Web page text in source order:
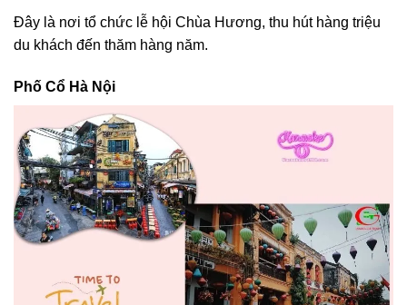
Đây là nơi tổ chức lễ hội Chùa Hương, thu hút hàng triệu
du khách đến thăm hàng năm.
Phố Cổ Hà Nội